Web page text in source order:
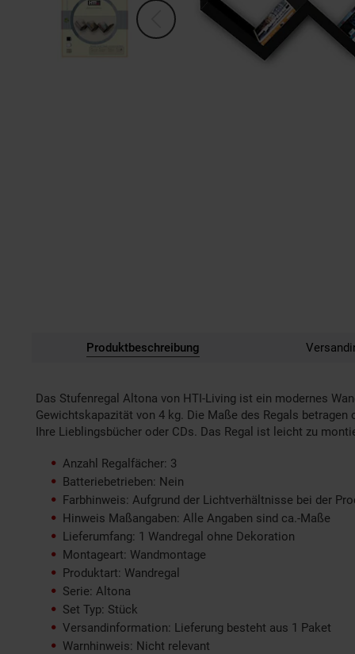
Produktbeschreibung
Das Stufenregal Altona von HTI-Living ist ein modernes
Gewichtskapazität von 4 kg. Die Maße des Regals
Ihre Lieblingsbücher oder CDs. Das Regal ist leicht zu
Anzahl Regalfächer: 3
Batteriebetrieben: Nein
Farbhinweis: Aufgrund der Lichtverhältnisse bei der
Hinweis Maßangaben: Alle Angaben sind ca.-Maße
Lieferumfang: 1 Wandregal ohne Dekoration
Montageart: Wandmontage
Produktart: Wandregal
Serie: Altona
Set Typ: Stück
Versandinformation: Lieferung besteht aus 1 Paket
Warnhinweis: Nicht relevant